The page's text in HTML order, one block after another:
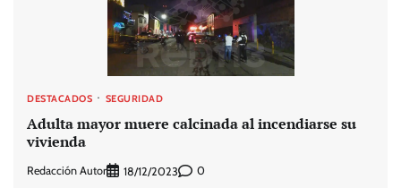
DESTACADOS SEGURIDAD
Adulta mayor muere calcinada al incendiarse su
vivienda
Redacción Autor 18/12/2023 0